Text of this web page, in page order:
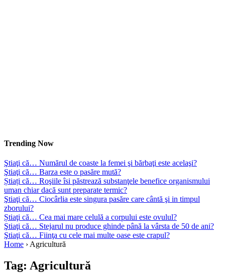
Trending Now
Ştiaţi că… Numărul de coaste la femei şi bărbaţi este acelaşi?
Ştiaţi că… Barza este o pasăre mută?
Știați că… Roşiile îsi păstrează substanţele benefice organismului
uman chiar dacă sunt preparate termic?
Ştiaţi că… Ciocârlia este singura pasăre care cântă şi in timpul
zborului?
Știaţi că… Cea mai mare celulă a corpului este ovulul?
Ştiaţi că… Stejarul nu produce ghinde până la vârsta de 50 de ani?
Ştiaţi că… Fiinţa cu cele mai multe oase este crapul?
Home ›Agricultură
Tag: Agricultură